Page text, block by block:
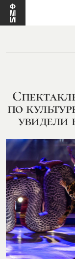
по
увидели